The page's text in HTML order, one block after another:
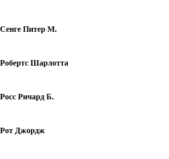
Сенге Питер М.
Робертс Шарлотта
Росс Ричард Б.
Рот Джордж